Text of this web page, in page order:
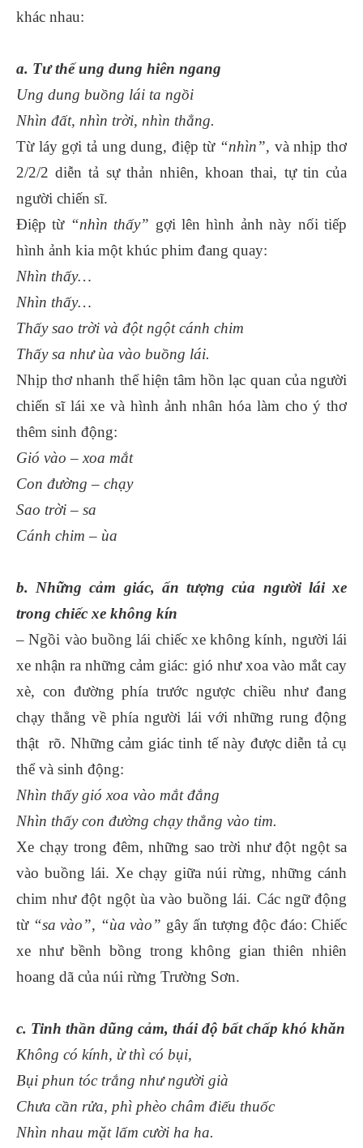
khác nhau:
a. Tư thế ung dung hiên ngang
Ung dung buồng lái ta ngồi
Nhìn đất, nhìn trời, nhìn thẳng.
Từ láy gợi tả ung dung, điệp từ “nhìn”, và nhịp thơ
2/2/2 diễn tả sự thản nhiên, khoan thai, tự tin của
người chiến sĩ.
Điệp từ “nhìn thấy” gợi lên hình ảnh này nối tiếp
hình ảnh kia một khúc phim đang quay:
Nhìn thấy…
Nhìn thấy…
Thấy sao trời và đột ngột cánh chim
Thấy sa như ùa vào buồng lái.
Nhịp thơ nhanh thể hiện tâm hồn lạc quan của người
chiến sĩ lái xe và hình ảnh nhân hóa làm cho ý thơ
thêm sinh động:
Gió vào – xoa mắt
Con đường – chạy
Sao trời – sa
Cánh chim – ùa
b. Những cảm giác, ấn tượng của người lái xe
trong chiếc xe không kín
– Ngồi vào buồng lái chiếc xe không kính, người lái
xe nhận ra những cảm giác: gió như xoa vào mắt cay
xè, con đường phía trước ngược chiều như đang
chạy thẳng về phía người lái với những rung động
thật rõ. Những cảm giác tinh tế này được diễn tả cụ
thể và sinh động:
Nhìn thấy gió xoa vào mắt đắng
Nhìn thấy con đường chạy thẳng vào tim.
Xe chạy trong đêm, những sao trời như đột ngột sa
vào buồng lái. Xe chạy giữa núi rừng, những cánh
chim như đột ngột ùa vào buồng lái. Các ngữ động
từ “sa vào”, “ùa vào” gây ấn tượng độc đáo: Chiếc
xe như bềnh bồng trong không gian thiên nhiên
hoang dã của núi rừng Trường Sơn.
c. Tinh thần dũng cảm, thái độ bất chấp khó khăn
Không có kính, ừ thì có bụi,
Bụi phun tóc trắng như người già
Chưa cần rửa, phì phèo châm điếu thuốc
Nhìn nhau mặt lấm cười ha ha.